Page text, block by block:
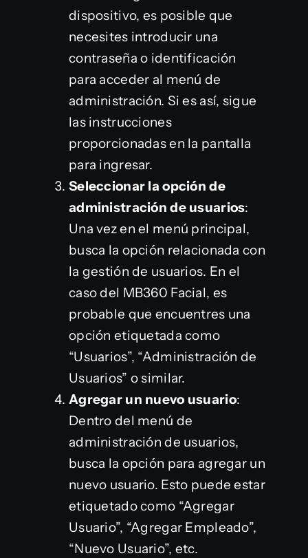
dispositivo, es posible que
necesites introducir una
contraseña o identificación
para acceder al menú de
administración. Si es así, sigue
las instrucciones
proporcionadas en la pantalla
para ingresar.
Seleccionar la opción de
administración de usuarios:
Una vez en el menú principal,
busca la opción relacionada con
la gestión de usuarios. En el
caso del MB360 Facial, es
probable que encuentres una
opción etiquetada como
“Usuarios”, “Administración de
Usuarios” o similar.
Agregar un nuevo usuario:
Dentro del menú de
administración de usuarios,
busca la opción para agregar un
nuevo usuario. Esto puede estar
etiquetado como “Agregar
Usuario”, “Agregar Empleado”,
“Nuevo Usuario”, etc.